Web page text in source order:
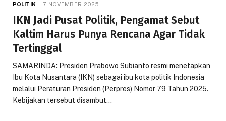
POLITIK 7 NOVEMBER 2025
IKN Jadi Pusat Politik, Pengamat Sebut
Kaltim Harus Punya Rencana Agar Tidak
Tertinggal
SAMARINDA: Presiden Prabowo Subianto resmi menetapkan
Ibu Kota Nusantara (IKN) sebagai ibu kota politik Indonesia
melalui Peraturan Presiden (Perpres) Nomor 79 Tahun 2025.
Kebijakan tersebut disambut…